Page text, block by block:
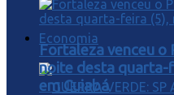
Economia
Fortaleza venceu o
noite desta quarta-
em Cuiabá